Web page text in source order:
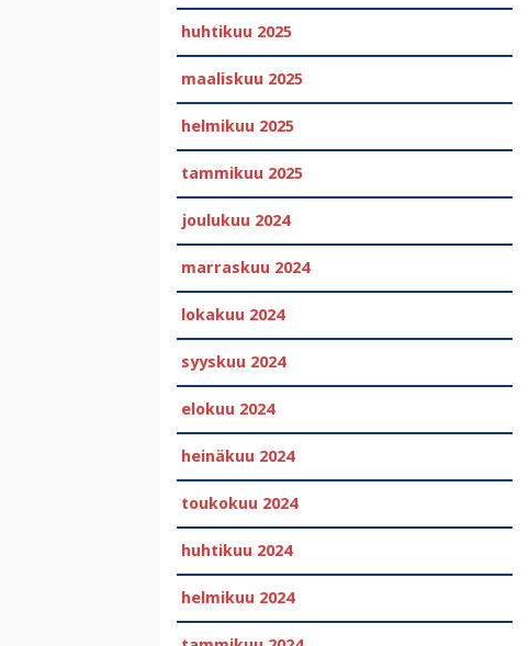
huhtikuu 2025
maaliskuu 2025
helmikuu 2025
tammikuu 2025
joulukuu 2024
marraskuu 2024
lokakuu 2024
syyskuu 2024
elokuu 2024
heinäkuu 2024
toukokuu 2024
huhtikuu 2024
helmikuu 2024